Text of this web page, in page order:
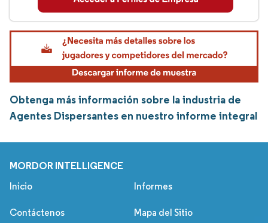
Obtenga más información sobre la industria de
Agentes Dispersantes en nuestro informe integral
MORDOR INTELLIGENCE
Inicio Informes
Contáctenos Mapa del Sitio